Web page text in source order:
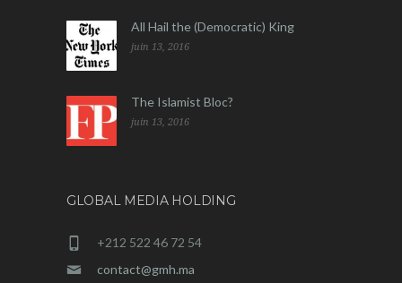
All Hail the (Democratic) King
juin 13, 2016
The Islamist Bloc?
juin 13, 2016
GLOBAL MEDIA HOLDING
+212 522 46 72 54
contact@gmh.ma